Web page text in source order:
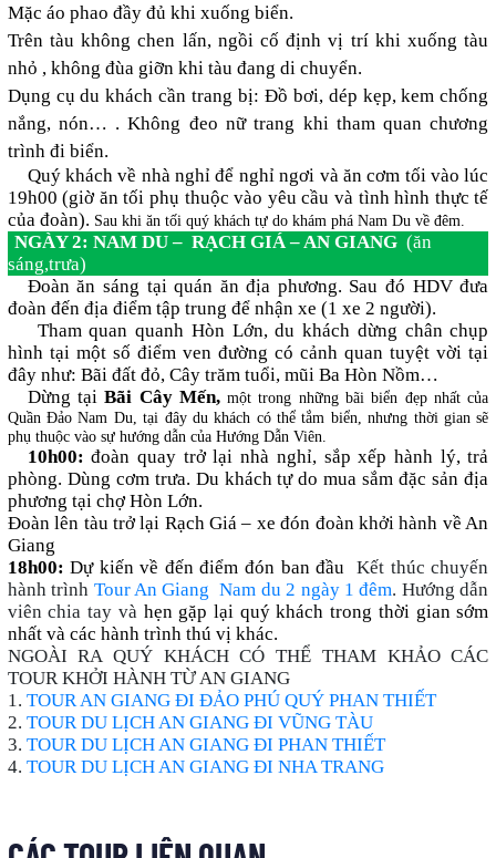
Mặc áo phao đầy đủ khi xuống biển.
Trên tàu không chen lấn, ngồi cố định vị trí khi xuống tàu
nhỏ , không đùa giỡn khi tàu đang di chuyển.
Dụng cụ du khách cần trang bị: Đồ bơi, dép kẹp, kem chống
nắng, nón… . Không đeo nữ trang khi tham quan chương
trình đi biển.
Quý khách về nhà nghỉ để nghỉ ngơi và ăn cơm tối vào lúc
19h00 (giờ ăn tối phụ thuộc vào yêu cầu và tình hình thực tế
của đoàn). Sau khi ăn tối quý khách tự do khám phá Nam Du về đêm.
NGÀY 2: NAM DU – RẠCH GIÁ – AN GIANG (ăn
sáng,trưa)
Đoàn ăn sáng tại quán ăn địa phương. Sau đó HDV đưa
đoàn đến địa điểm tập trung để nhận xe (1 xe 2 người).
Tham quan quanh Hòn Lớn, du khách dừng chân chụp
hình tại một số điểm ven đường có cảnh quan tuyệt vời tại
đây như: Bãi đất đỏ, Cây trăm tuổi, mũi Ba Hòn Nồm…
Dừng tạiBãi Cây Mến,một trong những bãi biển đẹp nhất của
Quần Đảo Nam Du, tại đây du khách có thể tắm biển, nhưng thời gian sẽ
phụ thuộc vào sự hướng dẫn của Hướng Dẫn Viên.
10h00:đoàn quay trở lại nhà nghỉ, sắp xếp hành lý, trả
phòng. Dùng cơm trưa. Du khách tự do mua sắm đặc sản địa
phương tại chợ Hòn Lớn.
Đoàn lên tàu trở lại Rạch Giá – xe đón đoàn khởi hành về An
Giang
18h00: Dự kiến về đến điểm đón ban đầu
Kết thúc chuyến
hành trình Tour An Giang Nam du 2 ngày 1 đêm. Hướng dẫn
viên chia tay và hẹn gặp lại quý khách trong thời gian sớm
nhất và các hành trình thú vị khác.
NGOÀI RA QUÝ KHÁCH CÓ THỂ THAM KHẢO CÁC
TOUR KHỞI HÀNH TỪ AN GIANG
1. TOUR AN GIANG ĐI ĐẢO PHÚ QUÝ PHAN THIẾT
2. TOUR DU LỊCH AN GIANG ĐI VŨNG TÀU
3. TOUR DU LỊCH AN GIANG ĐI PHAN THIẾT
4. TOUR DU LỊCH AN GIANG ĐI NHA TRANG